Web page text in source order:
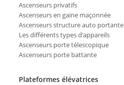
Ascenseurs privatifs
Ascenseurs en gaine maçonnée
Ascenseurs structure auto portante
Les différents types d'appareils
Ascenseurs porte télescopique
Ascenseurs porte battante
Plateformes élévatrices